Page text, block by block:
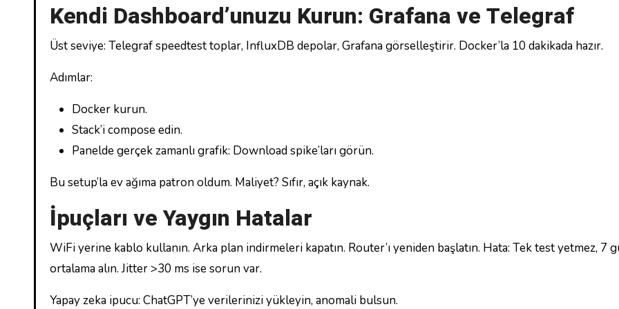
Kendi Dashboard’unuzu Kurun: Grafana ve Telegraf
Üst seviye: Telegraf speedtest toplar, InfluxDB depolar, Grafana görselleştirir. Docker’la 10 dakikada hazır.
Adımlar:
Docker kurun.
Stack’i compose edin.
Panelde gerçek zamanlı grafik: Download spike’ları görün.
Bu setup’la ev ağıma patron oldum. Maliyet? Sıfır, açık kaynak.
İpuçları ve Yaygın Hatalar
WiFi yerine kablo kullanın. Arka plan indirmeleri kapatın. Router’ı yeniden başlatın. Hata: Tek test yetmez, 7
ortalama alın. Jitter >30 ms ise sorun var.
Yapay zeka ipucu: ChatGPT’ye verilerinizi yükleyin, anomali bulsun.